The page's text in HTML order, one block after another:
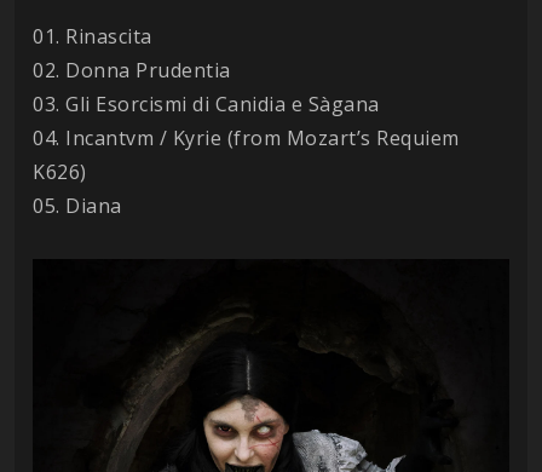
01. Rinascita
02. Donna Prudentia
03. Gli Esorcismi di Canidia e Sàgana
04. Incantvm / Kyrie (from Mozart’s Requiem
K626)
05. Diana